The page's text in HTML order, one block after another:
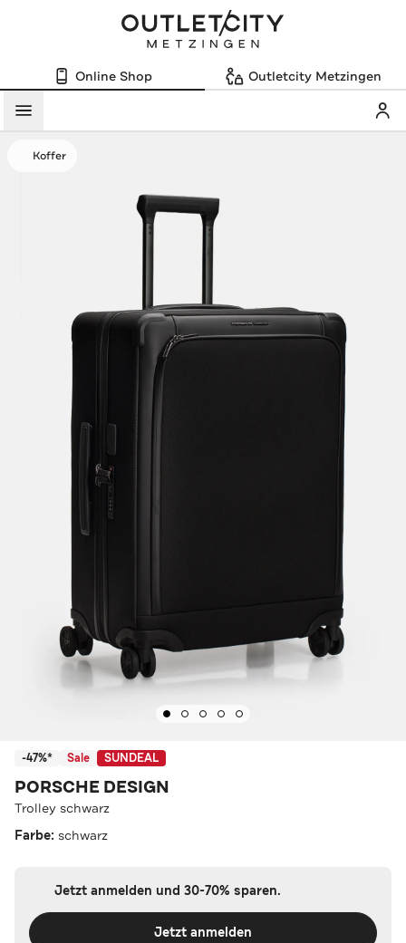
Online Shop Outletcity Metzingen
Menü
Koffer
-47%* Sale SUNDEAL
PORSCHE DESIGN
Trolley schwarz
Farbe: schwarz
Jetzt anmelden und 30-70% sparen.
Jetzt anmelden